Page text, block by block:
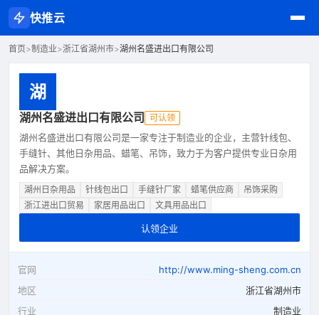
快推云
首页>制造业>浙江省湖州市>湖州名盛进出口有限公司
湖
湖州名盛进出口有限公司 可认领
湖州名盛进出口有限公司是一家专注于制造业的企业，主营针线包、
手缝针、其他日杂用品、蜡笔、吊饰，致力于为客户提供专业日杂用
品解决方案。
湖州日杂用品 针线包出口 手缝针厂家 蜡笔供应商
吊饰采购
浙江进出口贸易
家居用品出口 文具用品出口
认领企业
官网
http://www.ming-sheng.com.cn
地区
浙江省湖州市
行业
制造业